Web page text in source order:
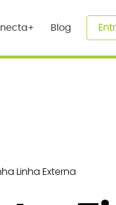
Blog
Linha Externa